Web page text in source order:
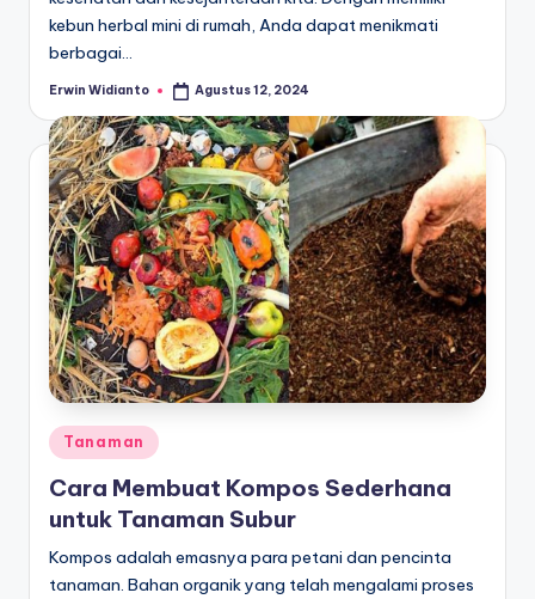
kebun herbal mini di rumah, Anda dapat menikmati
berbagai…
Posted
Erwin Widianto Agustus 12, 2024
Posted
in
Tanaman
Cara Membuat Kompos Sederhana
untuk Tanaman Subur
Kompos adalah emasnya para petani dan pencinta
tanaman. Bahan organik yang telah mengalami proses